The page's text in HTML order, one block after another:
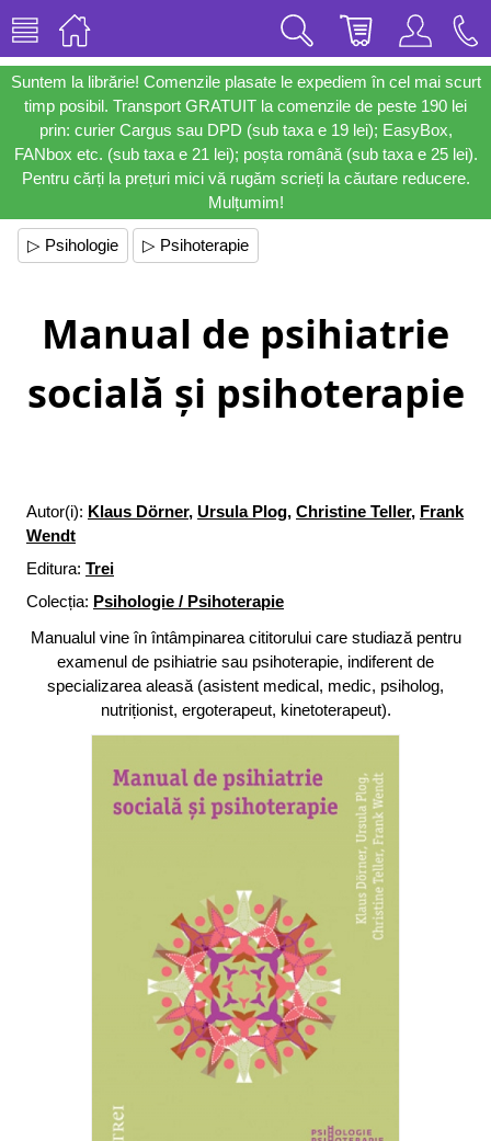
Suntem la librărie! Comenzile plasate le expediem în cel mai scurt
timp posibil. Transport GRATUIT la comenzile de peste 190 lei
prin: curier Cargus sau DPD (sub taxa e 19 lei); EasyBox,
FANbox etc. (sub taxa e 21 lei); poșta română (sub taxa e 25 lei).
Pentru cărți la prețuri mici vă rugăm scrieți la căutare reducere.
Mulțumim!
▷ Psihologie ▷ Psihoterapie
Manual de psihiatrie
socială și psihoterapie
Autor(i): Klaus Dörner, Ursula Plog, Christine Teller, Frank
Wendt
Editura: Trei
Colecția: Psihologie / Psihoterapie
Manualul vine în întâmpinarea cititorului care studiază pentru
examenul de psihiatrie sau psihoterapie, indiferent de
specializarea aleasă (asistent medical, medic, psiholog,
nutriționist, ergoterapeut, kinetoterapeut).